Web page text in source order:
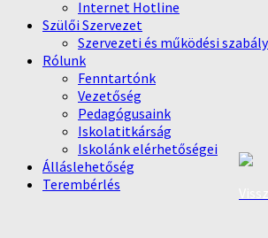
Internet Hotline
Szülői Szervezet
Szervezeti és működési
Rólunk
Fenntartónk
Vezetőség
Pedagógusaink
Iskolatitkárság
Iskolánk elérhetőségei
Álláslehetőség
Terembérlés